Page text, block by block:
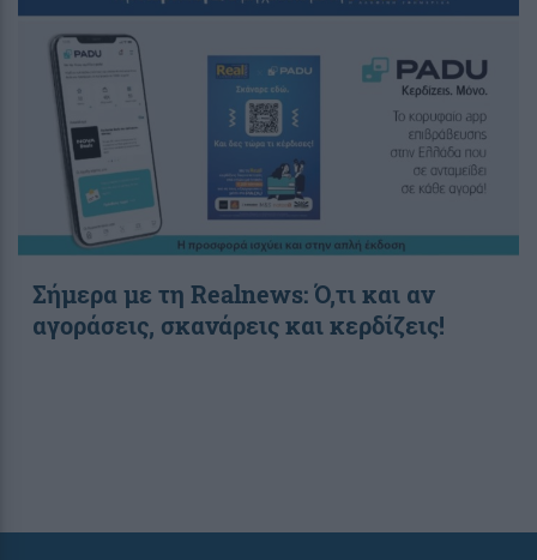
Σήμερα με τη Realnews: Ό,τι και αν
αγοράσεις, σκανάρεις και κερδίζεις!